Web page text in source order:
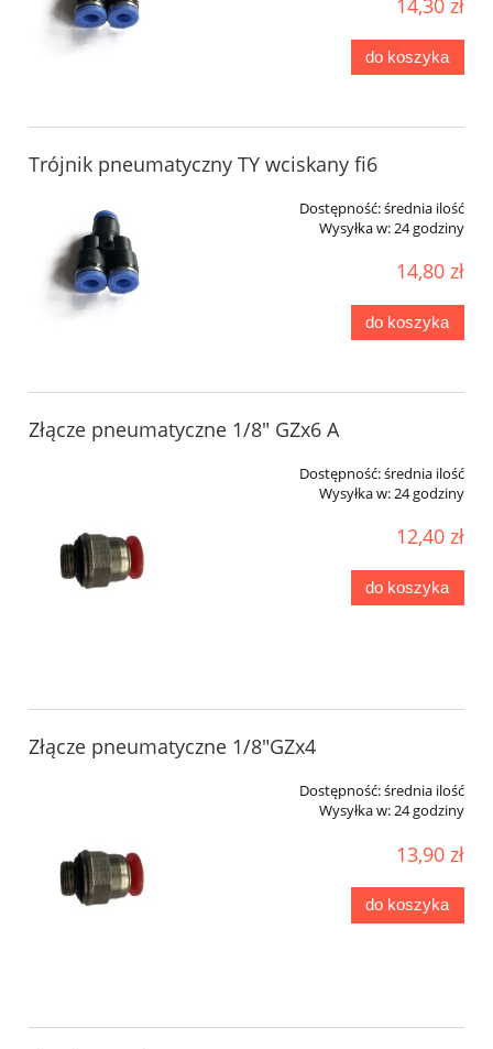
14,30 zł
do koszyka
Trójnik pneumatyczny TY wciskany fi6
Dostępność:średnia ilość
Wysyłka w:24 godziny
14,80 zł
do koszyka
Złącze pneumatyczne 1/8" GZx6 A
Dostępność:średnia ilość
Wysyłka w:24 godziny
12,40 zł
do koszyka
Złącze pneumatyczne 1/8"GZx4
Dostępność:średnia ilość
Wysyłka w:24 godziny
13,90 zł
do koszyka